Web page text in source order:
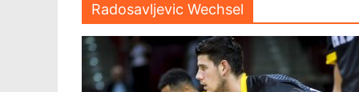
Radosavljevic Wechsel